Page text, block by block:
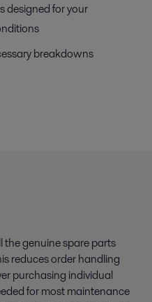
designed for your
breakdowns
the genuine spare parts
reduces order handling
purchasing individual
for most maintenance